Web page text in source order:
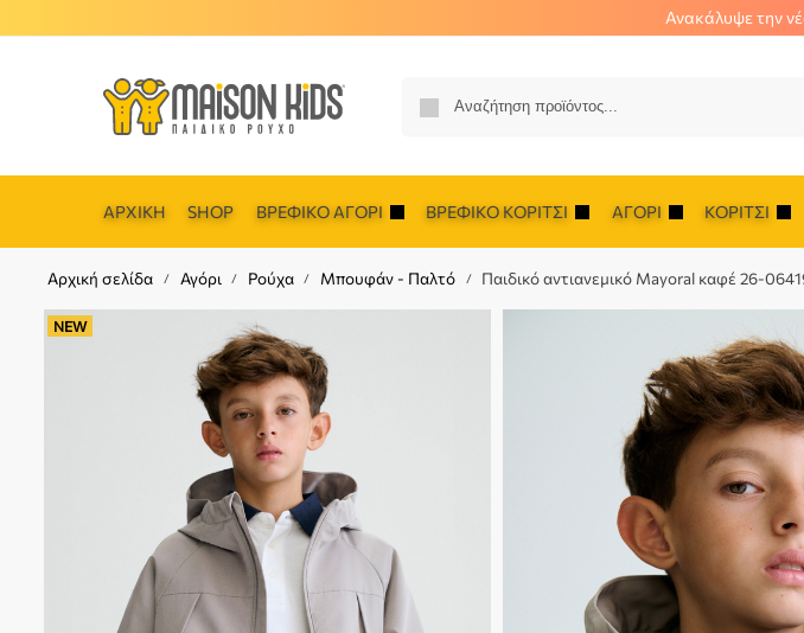
Ανακάλυψε την
ΑΡΧΙΚΉ SHOP ΒΡΕΦΙΚΌ ΑΓΌΡΙ ΒΡΕΦΙΚΌ ΚΟΡΊΤΣΙ ΑΓΌΡΙ ΚΟΡΊΤΣΙ
Αρχική σελίδα / Αγόρι / Ρούχα / Μπουφάν - Παλτό / Παιδικό αντιανεμικό Mayoral καφέ 26-
NEW